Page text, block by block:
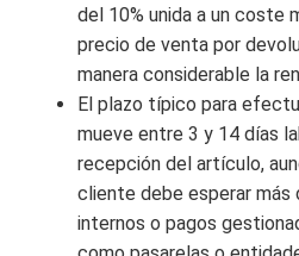
del 10% unida a un coste
precio de venta por
manera considerable la
El plazo típico para
mueve entre 3 y 14 días
recepción del artículo,
cliente debe esperar más
internos o pagos